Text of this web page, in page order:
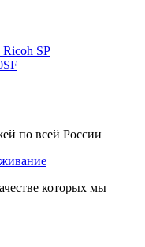
SP
по всей России
которых мы